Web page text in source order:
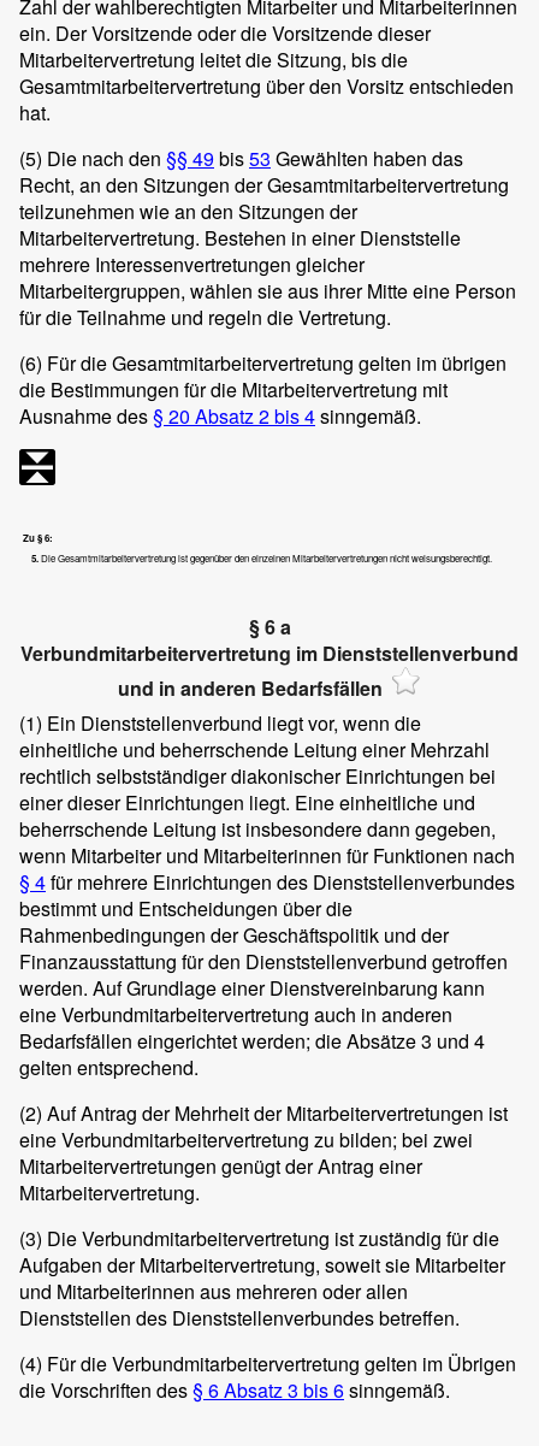
Zahl der wahlberechtigten Mitarbeiter und Mitarbeiterinnen
ein. Der Vorsitzende oder die Vorsitzende dieser
Mitarbeitervertretung leitet die Sitzung, bis die
Gesamtmitarbeitervertretung über den Vorsitz entschieden
hat.
(5) Die nach den §§ 49bis53 Gewählten haben das
Recht, an den Sitzungen der Gesamtmitarbeitervertretung
teilzunehmen wie an den Sitzungen der
Mitarbeitervertretung. Bestehen in einer Dienststelle
mehrere Interessenvertretungen gleicher
Mitarbeitergruppen, wählen sie aus ihrer Mitte eine Person
für die Teilnahme und regeln die Vertretung.
(6) Für die Gesamtmitarbeitervertretung gelten im übrigen
die Bestimmungen für die Mitarbeitervertretung mit
Ausnahme des§ 20 Absatz 2 bis 4sinngemäß.
Zu § 6:
5.Die Gesamtmitarbeitervertretung ist gegenüber den einzelnen Mitarbeitervertretungen nicht weisungsberechtigt.
§ 6 a
Verbundmitarbeitervertretung im Dienststellenverbund
und in anderen Bedarfsfällen
(1) Ein Dienststellenverbund liegt vor, wenn die
einheitliche und beherrschende Leitung einer Mehrzahl
rechtlich selbstständiger diakonischer Einrichtungen bei
einer dieser Einrichtungen liegt. Eine einheitliche und
beherrschende Leitung ist insbesondere dann gegeben,
wenn Mitarbeiter und Mitarbeiterinnen für Funktionen nach
§ 4für mehrere Einrichtungen des Dienststellenverbundes
bestimmt und Entscheidungen über die
Rahmenbedingungen der Geschäftspolitik und der
Finanzausstattung für den Dienststellenverbund getroffen
werden. Auf Grundlage einer Dienstvereinbarung kann
eine Verbundmitarbeitervertretung auch in anderen
Bedarfsfällen eingerichtet werden; die Absätze 3 und 4
gelten entsprechend.
(2) Auf Antrag der Mehrheit der Mitarbeitervertretungen ist
eine Verbundmitarbeitervertretung zu bilden; bei zwei
Mitarbeitervertretungen genügt der Antrag einer
Mitarbeitervertretung.
(3) Die Verbundmitarbeitervertretung ist zuständig für die
Aufgaben der Mitarbeitervertretung, soweit sie Mitarbeiter
und Mitarbeiterinnen aus mehreren oder allen
Dienststellen des Dienststellenverbundes betreffen.
(4) Für die Verbundmitarbeitervertretung gelten im Übrigen
die Vorschriften des§ 6 Absatz 3 bis 6sinngemäß.